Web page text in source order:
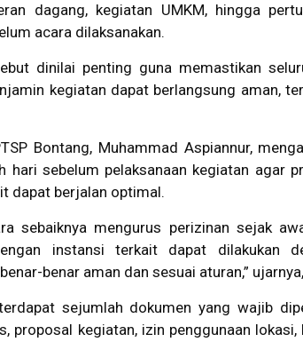
dagang, kegiatan UMKM, hingga
acara dilaksanakan.
dinilai penting guna memastikan
kegiatan dapat berlangsung aman,
Bontang, Muhammad Aspiannur,
hari sebelum pelaksanaan kegiatan agar
dapat berjalan optimal.
sebaiknya mengurus perizinan sejak
instansi terkait dapat dilakukan
benar aman dan sesuai aturan,”
sejumlah dokumen yang wajib
proposal kegiatan, izin penggunaan